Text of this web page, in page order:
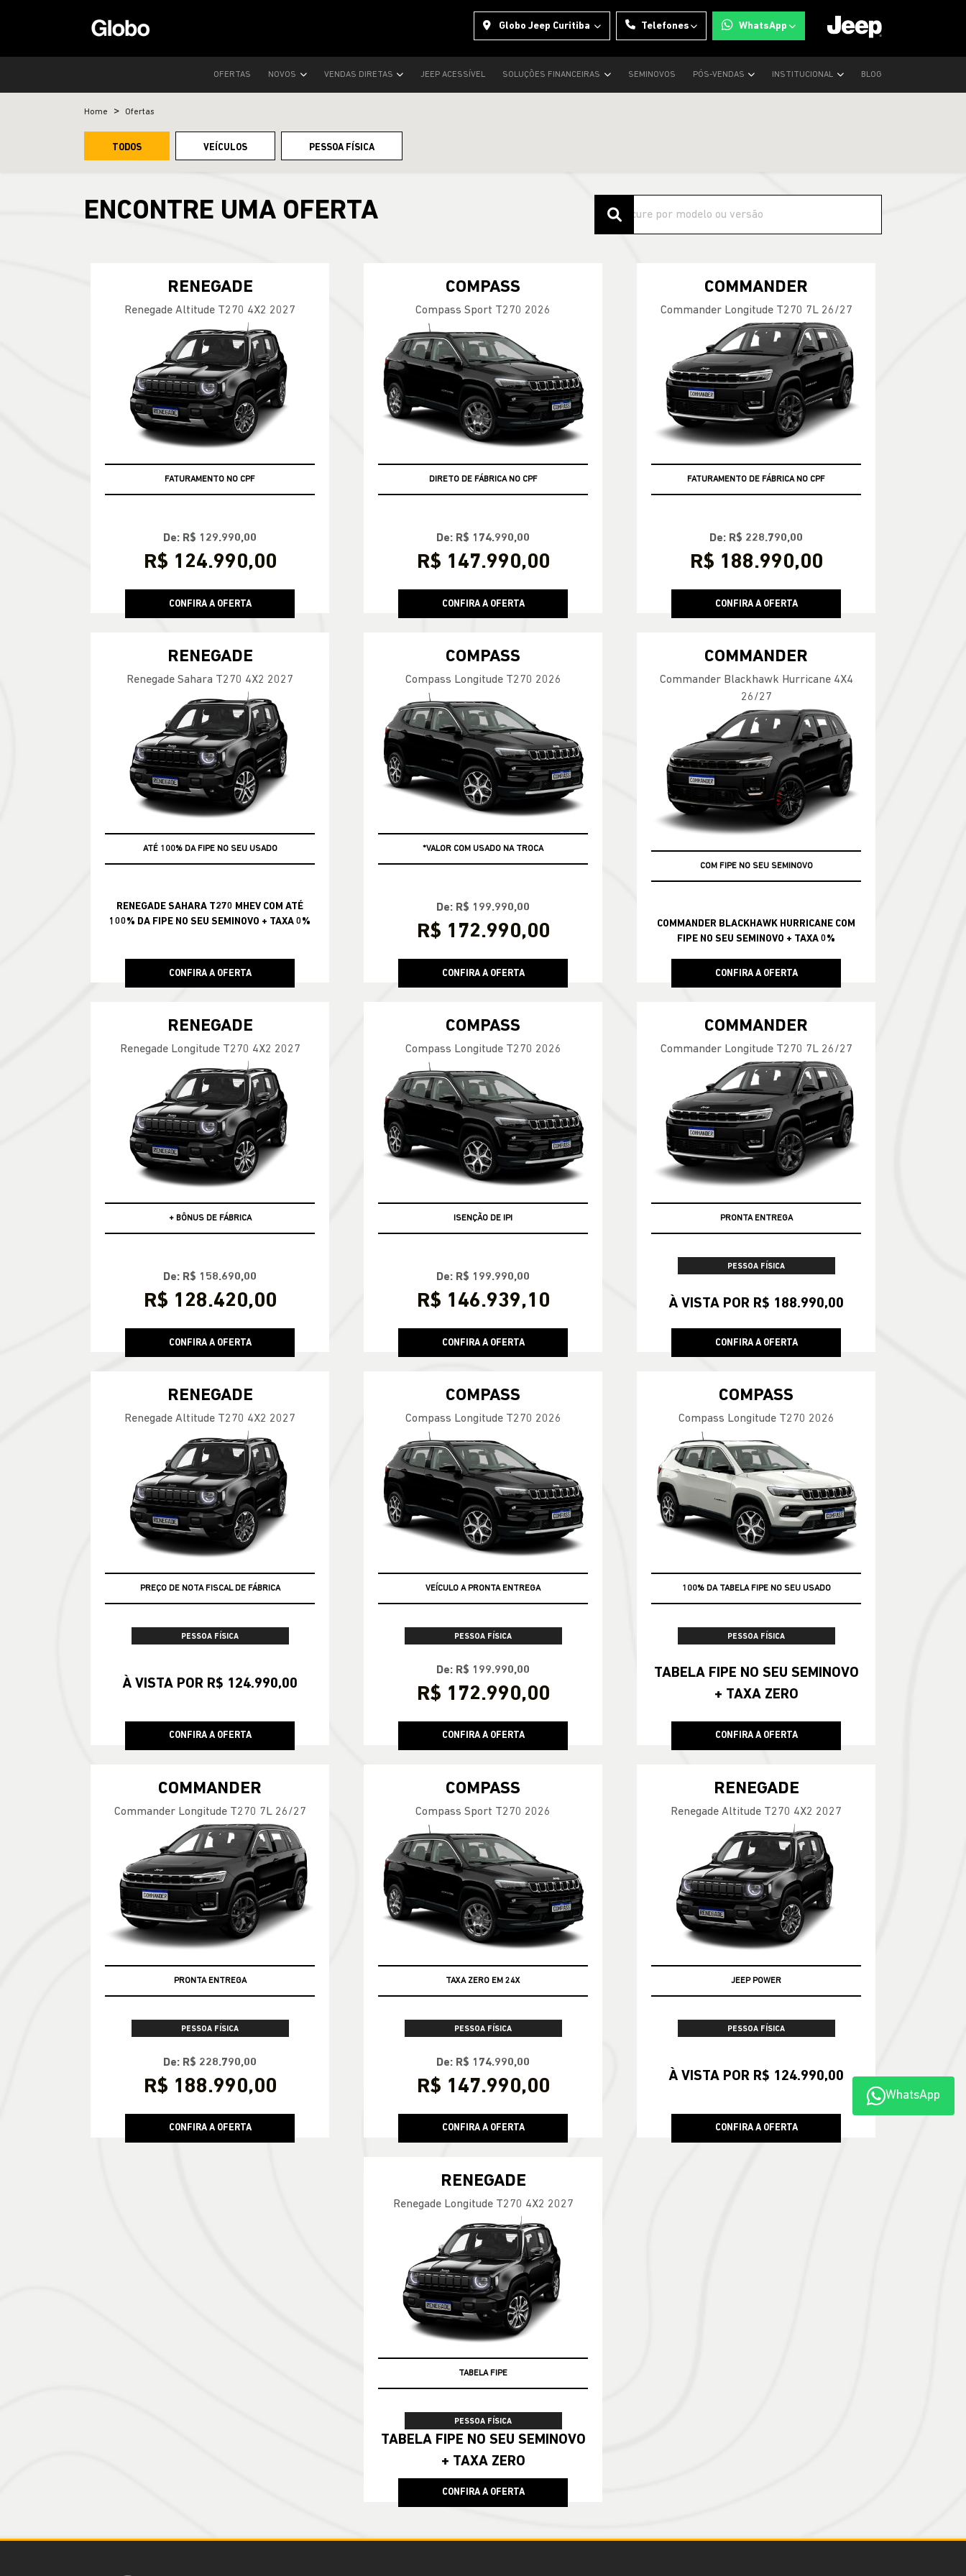
Globo Jeep Curitiba Telefones WhatsApp
OFERTAS NOVOS VENDAS DIRETAS JEEP ACESSÍVEL SOLUÇÕES FINANCEIRAS SEMINOVOS PÓS-VENDAS INSTITUCIONAL BLOG
Home Ofertas
TODOS VEÍCULOS PESSOA FÍSICA
ENCONTRE UMA OFERTA
RENEGADE
Renegade Altitude T270 4X2 2027
ÚLTIMAS UNIDADES
FATURAMENTO NO CPF
De: R$ 129.990,00
R$ 124.990,00
CONFIRA A OFERTA
COMPASS
Compass Sport T270 2026
BÔNUS DE VALORIZAÇAO NO USADO
De: R$ 174.990,00
R$ 147.990,00
CONFIRA A OFERTA
COMMANDER
Commander Longitude T270 7L 26/27
FATURAMENTO DE FÁBRICA NO CPF
De: R$ 228.790,00
R$ 188.990,00
CONFIRA A OFERTA
RENEGADE
Renegade Sahara T270 4X2 2027
+ TAXA 0%
RENEGADE SAHARA T270 MHEV COM ATÉ
100% DA FIPE NO SEU SEMINOVO + TAXA 0%
CONFIRA A OFERTA
COMPASS
Compass Longitude T270 2026
+ ATÉ 100% DA FIPE NO USADO
De: R$ 199.990,00
R$ 172.990,00
CONFIRA A OFERTA
COMMANDER
Commander Blackhawk Hurricane 4X4
26/27
+ TAXA 0%
COMMANDER BLACKHAWK HURRICANE COM
FIPE NO SEU SEMINOVO + TAXA 0%
CONFIRA A OFERTA
RENEGADE
Renegade Longitude T270 4X2 2027
PCD
De: R$ 158.690,00
R$ 128.420,00
CONFIRA A OFERTA
COMPASS
Compass Longitude T270 2026
+ BÔNUS DE FÁBRICA
De: R$ 199.990,00
R$ 146.939,10
CONFIRA A OFERTA
COMMANDER
Commander Longitude T270 7L 26/27
PREÇOS REDUZIDOS
PESSOA FÍSICA
À VISTA POR R$ 188.990,00
CONFIRA A OFERTA
RENEGADE
Renegade Altitude T270 4X2 2027
PESSOA FÍSICA
À VISTA POR R$ 124.990,00
CONFIRA A OFERTA
COMPASS
Compass Longitude T270 2026
PESSOA FÍSICA
De: R$ 199.990,00
R$ 172.990,00
CONFIRA A OFERTA
COMPASS
Compass Longitude T270 2026
TAXA ZERO
PESSOA FÍSICA
TABELA FIPE NO SEU SEMINOVO
+ TAXA ZERO
CONFIRA A OFERTA
COMMANDER
Commander Longitude T270 7L 26/27
PRONTA ENTREGA
PESSOA FÍSICA
De: R$ 228.790,00
R$ 188.990,00
CONFIRA A OFERTA
COMPASS
Compass Sport T270 2026
TAXA ZERO EM 24X
PESSOA FÍSICA
De: R$ 174.990,00
R$ 147.990,00
CONFIRA A OFERTA
RENEGADE
Renegade Altitude T270 4X2 2027
JEEP POWER
PESSOA FÍSICA
À VISTA POR R$ 124.990,00
CONFIRA A OFERTA
RENEGADE
Renegade Longitude T270 4X2 2027
TAXA ZERO
PESSOA FÍSICA
TABELA FIPE NO SEU SEMINOVO
+ TAXA ZERO
CONFIRA A OFERTA
WhatsApp